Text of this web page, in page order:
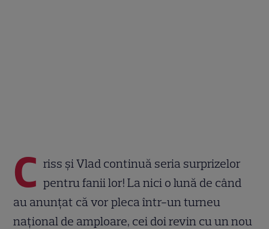
C riss şi Vlad continuă seria surprizelor
pentru fanii lor! La nici o lună de când
au anunţat că vor pleca într-un turneu
naţional de amploare, cei doi revin cu un nou